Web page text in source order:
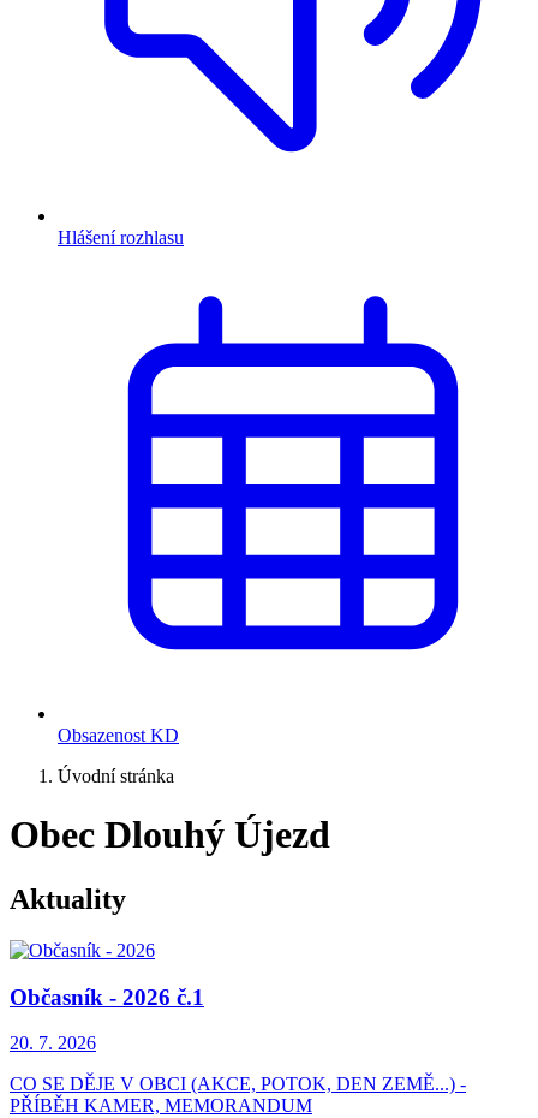
Hlášení rozhlasu
Obsazenost KD
Úvodní stránka
Obec Dlouhý Újezd
Aktuality
Občasník - 2026 č.1
20. 7. 2026
CO SE DĚJE V OBCI (AKCE, POTOK, DEN ZEMĚ...) -
PŘÍBĚH KAMER, MEMORANDUM